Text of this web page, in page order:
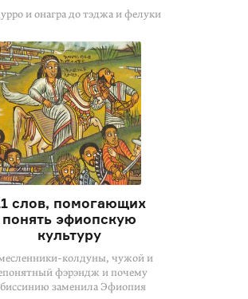
и онагра до тэджа и фелуки
слов, помогающих
понять эфиопскую
культуру
колдуны, чужой и
фэрэндж и почему
заменила Эфиопия